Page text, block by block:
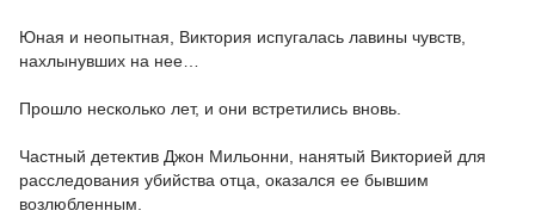
Юная и неопытная, Виктория испугалась лавины чувств,
нахлынувших на нее…
Прошло несколько лет, и они встретились вновь.
Частный детектив Джон Мильонни, нанятый Викторией для
расследования убийства отца, оказался ее бывшим
возлюбленным.